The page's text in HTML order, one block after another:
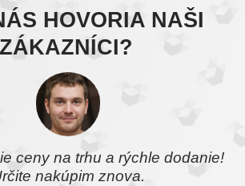
HOVORIA NAŠI
ZÁKAZNÍCI?
ceny na trhu a rýchle dodanie!
nakúpim znova.